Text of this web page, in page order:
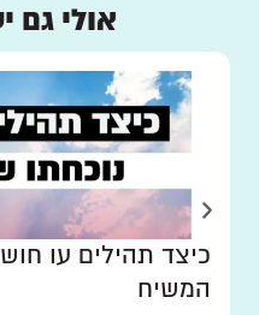
אולי גם
כיצד תהילים עו
המשיח